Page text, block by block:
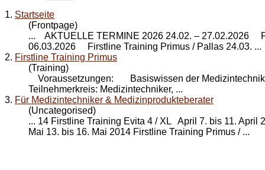
1. Startseite
(Frontpage)
... AKTUELLE TERMINE 2026 24.02. – 27.02.2026
06.03.2026
Firstline Training Primus / Pallas 24.03. ...
2. Firstline Training Primus
(Training)
Voraussetzungen: Basiswissen der
Teilnehmerkreis: Medizintechniker, ...
3. Für Medizintechniker & Medizinprodukteberater
(Uncategorised)
... 14 Firstline Training Evita 4 / XL April 7. bis 11. April
Mai 13. bis 16. Mai 2014 Firstline Training Primus / ...